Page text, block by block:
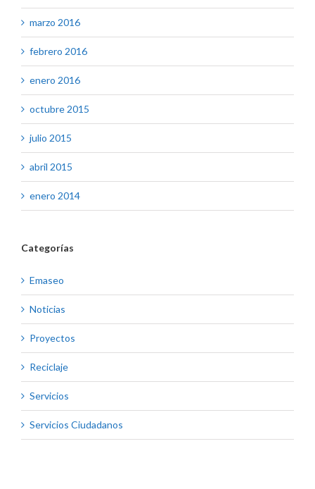
marzo 2016
febrero 2016
enero 2016
octubre 2015
julio 2015
abril 2015
enero 2014
Categorías
Emaseo
Noticias
Proyectos
Reciclaje
Servicios
Servicios Ciudadanos